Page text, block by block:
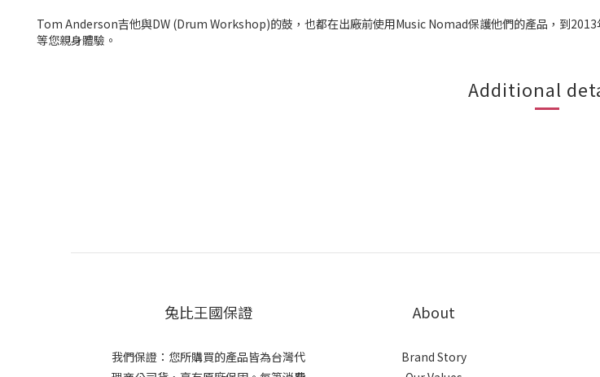
Tom Anderson吉他與DW (Drum Workshop)的鼓，也都在出廠前使用Music Nomad保護他們的產品，到
等您親身體驗。
Additional
兔比王國保證
我們保證：您所購買的產品皆為台灣代
About
Brand Story